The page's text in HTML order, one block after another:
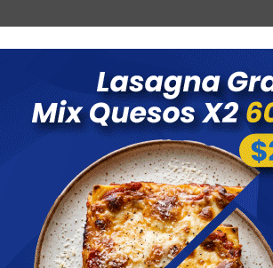
a $ 1500 costo de envío $60 *Puede
Blog Ofertas Promociones